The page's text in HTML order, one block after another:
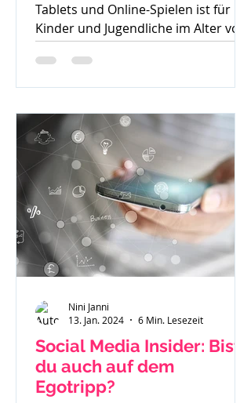
Tablets und Online-Spielen ist für
Kinder und Jugendliche im Alter von
8 bis 15 Jahren heute
allgegenwärtig....
Social Media Insider: Bist
du auch auf dem
Egotripp?
Nini Janni
13. Jan. 2024
6 Min. Lesezeit